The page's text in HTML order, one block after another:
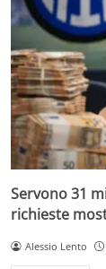
Servono 31
richieste
Alessio Lento